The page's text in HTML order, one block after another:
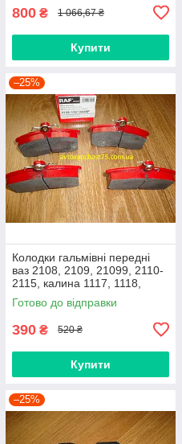
800 ₴ 1 066,67 ₴
Купити
–25%
Колодки гальмівні передні
ваз 2108, 2109, 21099, 2110-
2115, калина 1117, 1118,
1119, приора 2170 (Raf,
Латвія)
Готово до відправки
390 ₴ 520 ₴
Купити
–25%